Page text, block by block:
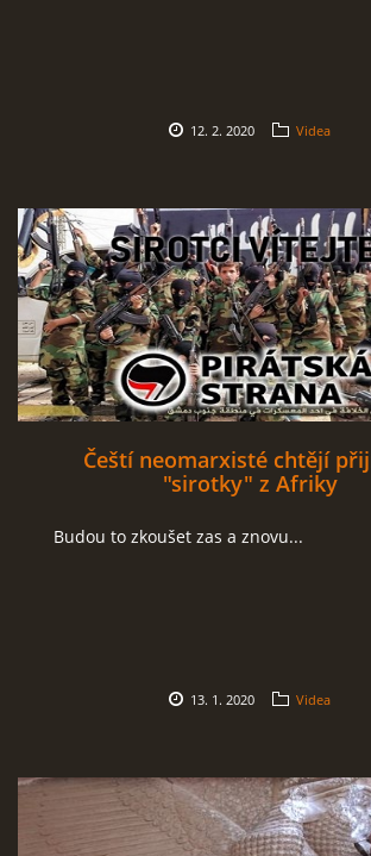
12. 2. 2020 Videa
Čeští neomarxisté chtějí
"sirotky" z Afriky
Budou to zkoušet zas a znovu...
13. 1. 2020 Videa